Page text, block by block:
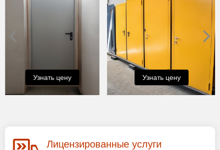
Узнать цену Узнать цену
Лицензированные услуги